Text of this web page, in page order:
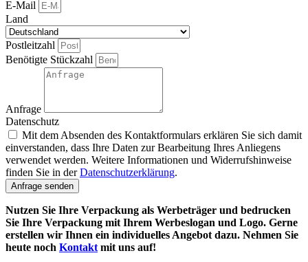
E-Mail
Land
Postleitzahl
Benötigte Stückzahl
Anfrage
Datenschutz
Mit dem Absenden des Kontaktformulars erklären Sie sich damit
einverstanden, dass Ihre Daten zur Bearbeitung Ihres Anliegens
verwendet werden. Weitere Informationen und Widerrufshinweise
finden Sie in derDatenschutzerklärung.
Anfrage senden
Nutzen Sie Ihre Verpackung als Werbeträger und bedrucken
Sie Ihre Verpackung mit Ihrem Werbeslogan und Logo. Gerne
erstellen wir Ihnen ein individuelles Angebot dazu. Nehmen Sie
heute noch Kontakt mit uns auf!